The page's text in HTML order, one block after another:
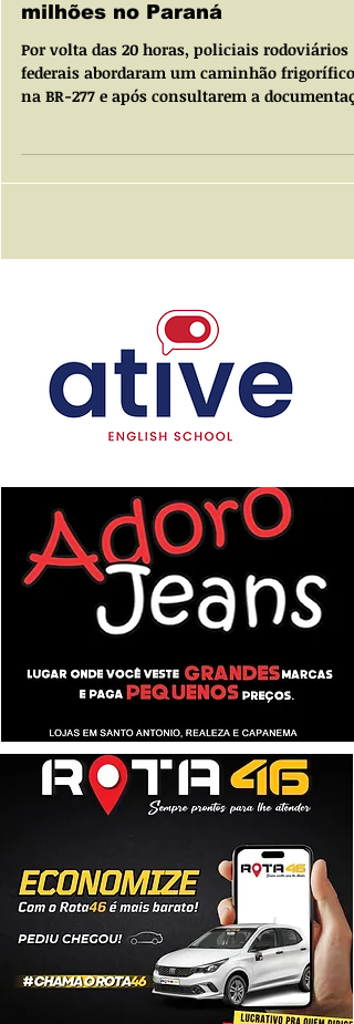
PRF apreende cigarros
avaliados em cerca de R$ 4
milhões no Paraná
federais abordaram um caminhão frigorífico
na BR-277 e após consultarem a